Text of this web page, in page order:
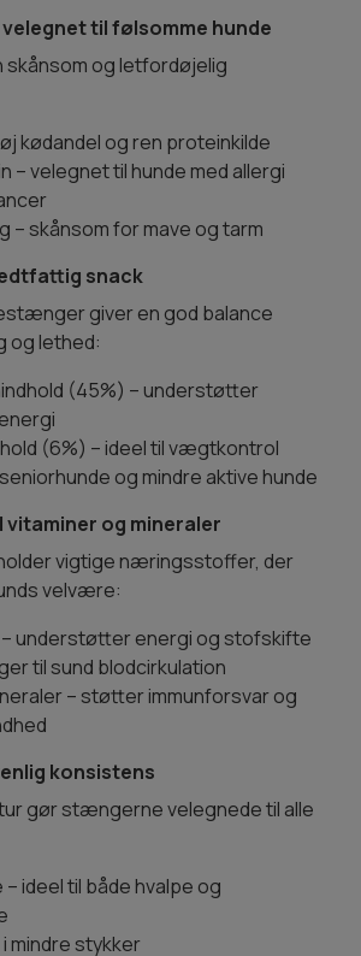
til følsomme hunde
skånsom og letfordøjelig
kødandel og ren proteinkilde
– velegnet til hunde med allergi
– skånsom for mave og tarm
snack
giver en god balance
og lethed:
(45%) – understøtter
(6%) – ideel til vægtkontrol
og mindre aktive hunde
vitaminer og mineraler
vigtige næringsstoffer, der
velvære:
– understøtter energi og stofskifte
til sund blodcirkulation
– støtter immunforsvar og
konsistens
gør stængerne velegnede til alle
ideel til både hvalpe og
mindre stykker